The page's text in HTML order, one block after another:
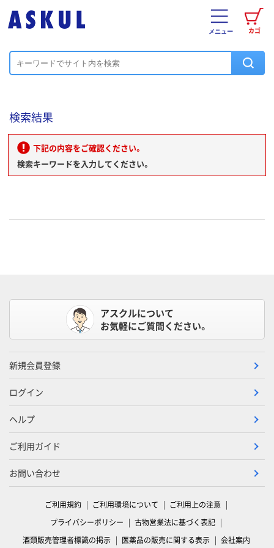
カゴ
メニュー
検索結果
下記の内容をご確認ください。
検索キーワードを入力してください。
アスクルについて
お気軽にご質問ください。
新規会員登録
ログイン
ヘルプ
ご利用ガイド
お問い合わせ
ご利用規約 ご利用環境について
ご利用上の注意
プライバシーポリシー
古物営業法に基づく表記
酒類販売管理者標識の掲示
医薬品の販売に関する表示 会社案内